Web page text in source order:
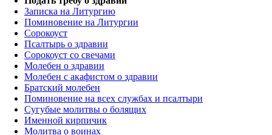
Записка на Литургию
Поминовение на Литургии
Сорокоуст
Псалтырь о здравии
Сорокоуст со свечами
Молебен о здравии
Молебен с акафистом о здравии
Братский молебен
Поминовение на всех службах и псалтыри
Сугубые молитвы о болящих
Именной кирпичик
Молитва о воинах